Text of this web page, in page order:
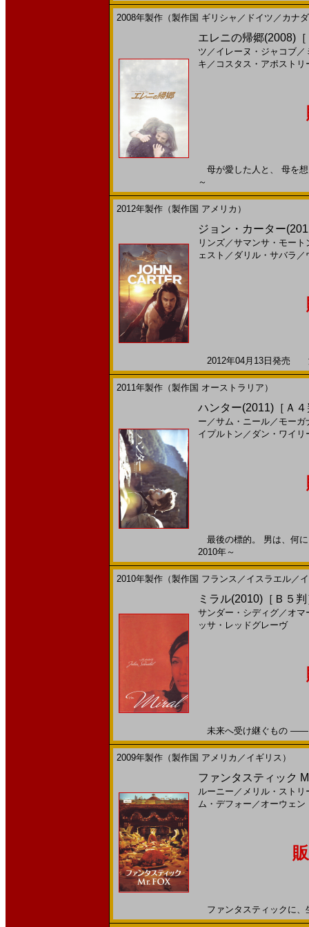
2008年製作（製作国 ギリシャ／ドイツ／カナ
エレニの帰郷(2008)
ツ ／ イレーヌ・ジャコブ／
キ ／ コスタス・アポストリ
母が愛した人と、 母を
～
2012年製作（製作国 アメリカ）
ジョン・カーター
リンズ／サマンサ・モート
ェスト ／ ダリル・サバラ ／
2012年04月13日発売
2011年製作（製作国 オーストラリア）
ハンター(2011)［Ａ
ー ／サム・ニール／ モーガ
イプルトン ／ ダン・ワイリ
最後の標的。 男は、何
2010年～
2010年製作（製作国 フランス／イスラエル／
ミラル(2010)［Ｂ５
サンダー・シディグ／ オマ
ッサ・レッドグレーヴ
未来へ受け継ぐもの ――
2009年製作（製作国 アメリカ／イギリス）
ファンタスティック
ルーニー ／ メリル・ストリ
ム・デフォー ／ オーウェン
ファンタスティックに